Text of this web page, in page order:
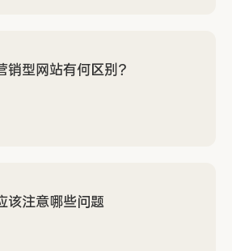
销型网站有何区别？
该注意哪些问题